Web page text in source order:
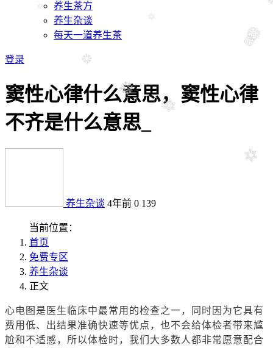
养生茶方
养生杂谈
每天一道养生茶
登录
窦性心律什么意思，窦性心律
不齐是什么意思_
养生杂谈 4年前 0 139
当前位置：
首页
免费专区
养生杂谈
正文
心电图是医生临床中最常用的检查之一，同时因为它具有
费用低、出结果准确快速等优点，也不会给体检者带来尴
尬和不适感，所以体检时，我们大多数人都非常愿意配合